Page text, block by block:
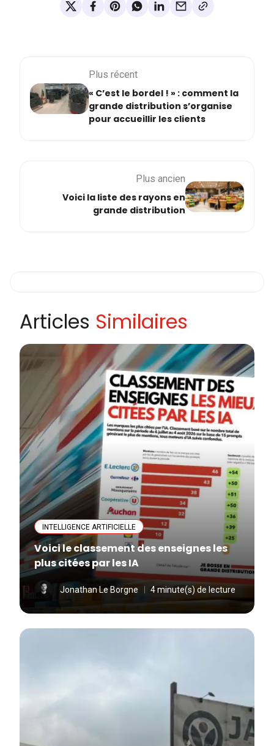
Plus récent
« C’est le bordel ! » : comment la
grande distribution s’organise
pour accueillir les clients
Plus ancien
Voici la liste des rayons en
grande distribution
Articles Similaires
INTELLIGENCE ARTIFICIELLE
Voici le classement des enseignes les
plus citées par les IA
Jonathan Le Borgne 4 minute(s) de lecture